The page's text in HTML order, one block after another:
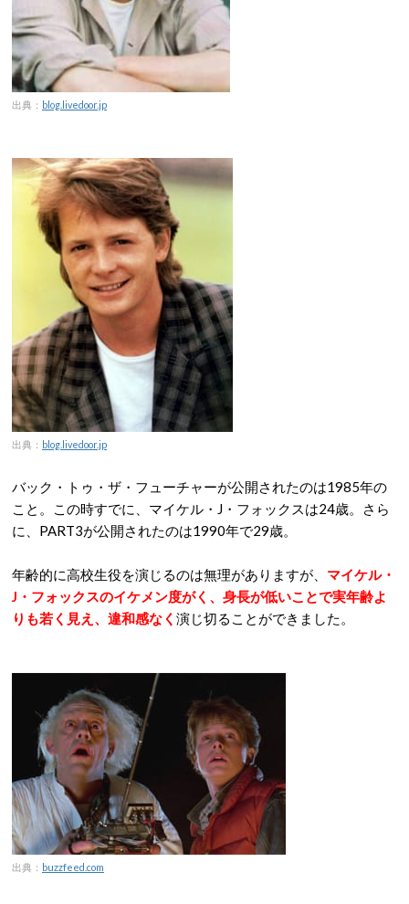
出典： blog.livedoor.jp
出典： blog.livedoor.jp
バック・トゥ・ザ・フューチャーが公開されたのは1985年の
こと。この時すでに、マイケル・J・フォックスは24歳。さら
に、PART3が公開されたのは1990年で29歳。
年齢的に高校生役を演じるのは無理がありますが、 マイケル・
J・フォックスのイケメン度がく、身長が低いことで実年齢よ
りも若く見え、違和感なく 演じ切ることができました。
出典： buzzfeed.com